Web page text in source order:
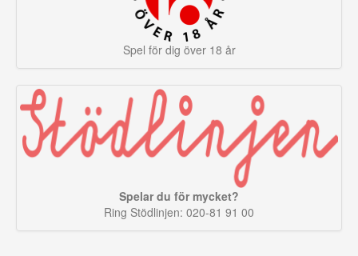
Spel för dig över 18 år
Spelar du för mycket?
Ring Stödlinjen: 020-81 91 00